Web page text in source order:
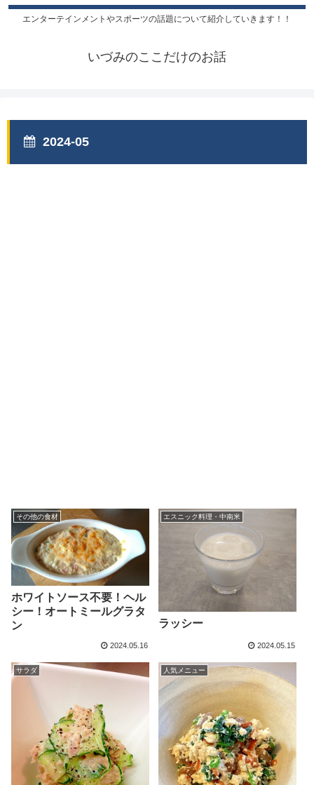
エンターテインメントやスポーツの話題について紹介していきます！！
いづみのここだけのお話
2024-05
その他の食材
ホワイトソース不要！ヘル
シー！オートミールグラタ
ン
2024.05.16
エスニック料理・中南米
ラッシー
2024.05.15
サラダ 人気メニュー